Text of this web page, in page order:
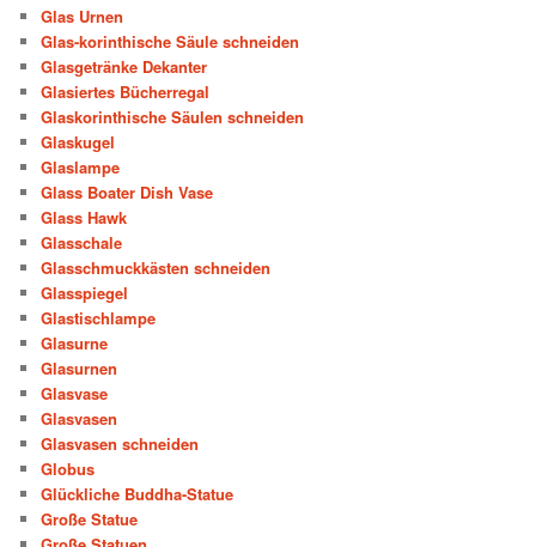
Glas Urnen
Glas-korinthische Säule schneiden
Glasgetränke Dekanter
Glasiertes Bücherregal
Glaskorinthische Säulen schneiden
Glaskugel
Glaslampe
Glass Boater Dish Vase
Glass Hawk
Glasschale
Glasschmuckkästen schneiden
Glasspiegel
Glastischlampe
Glasurne
Glasurnen
Glasvase
Glasvasen
Glasvasen schneiden
Globus
Glückliche Buddha-Statue
Große Statue